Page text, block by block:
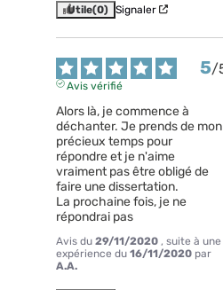
Utile(0) Signaler
5/
Avis vérifié
Alors là, je commence à
déchanter. Je prends de mon
précieux temps pour
répondre et je n'aime
vraiment pas être obligé de
faire une dissertation.
La prochaine fois, je ne
répondrai pas
Avis du 29/11/2020 , suite à une
expérience du 16/11/2020 par
A.A.